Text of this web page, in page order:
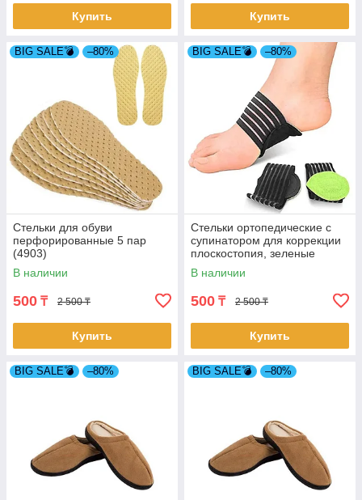
Купить Купить
BIG SALE💣 –80%
Стельки для обуви
перфорированные 5 пар
(4903)
В наличии
500 ₸ 2 500 ₸
Купить
BIG SALE💣 –80%
Стельки ортопедические с
супинатором для коррекции
плоскостопия, зеленые
(4782-1)
В наличии
500 ₸ 2 500 ₸
Купить
BIG SALE💣 –80% BIG SALE💣 –80%